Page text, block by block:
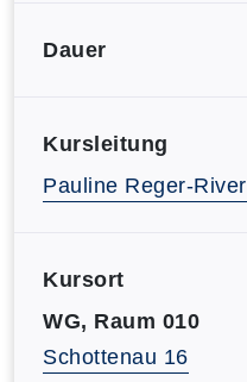
Dauer
Kursleitung
Pauline Reger-
Kursort
WG, Raum 010
Schottenau 16